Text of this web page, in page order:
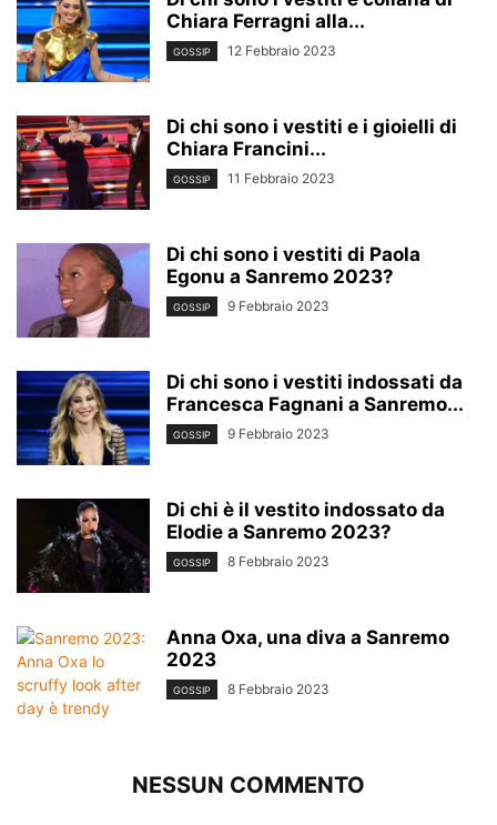
Chiara Ferragni alla...
GOSSIP 12 Febbraio 2023
Di chi sono i vestiti e i gioielli di
Chiara Francini...
GOSSIP 11 Febbraio 2023
Di chi sono i vestiti di Paola
Egonu a Sanremo 2023?
GOSSIP 9 Febbraio 2023
Di chi sono i vestiti indossati da
Francesca Fagnani a Sanremo...
GOSSIP 9 Febbraio 2023
Di chi è il vestito indossato da
Elodie a Sanremo 2023?
GOSSIP 8 Febbraio 2023
Anna Oxa, una diva a Sanremo
2023
GOSSIP 8 Febbraio 2023
NESSUN COMMENTO